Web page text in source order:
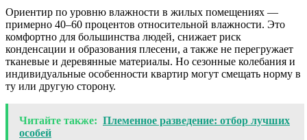
Ориентир по уровню влажности в жилых помещениях —
примерно 40–60 процентов относительной влажности. Это
комфортно для большинства людей, снижает риск
конденсации и образования плесени, а также не перегружает
тканевые и деревянные материалы. Но сезонные колебания и
индивидуальные особенности квартир могут смещать норму в
ту или другую сторону.
Читайте также: Племенное разведение: отбор лучших
особей